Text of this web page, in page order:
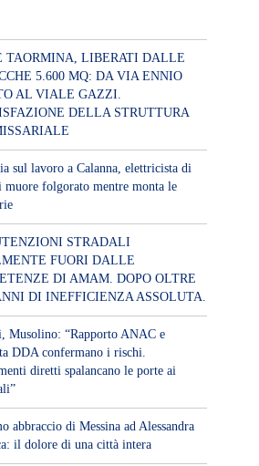
TAORMINA, LIBERATI DALLE
5.600 MQ: DA VIA ENNIO
AL VIALE GAZZI.
DELLA STRUTTURA
sul lavoro a Calanna, elettricista di
muore folgorato mentre monta le
STRADALI
FUORI DALLE
DI AMAM. DOPO OLTRE
DI INEFFICIENZA ASSOLUTA.
Musolino: “Rapporto ANAC e
DDA confermano i rischi.
diretti spalancano le porte ai
abbraccio di Messina ad Alessandra
il dolore di una città intera